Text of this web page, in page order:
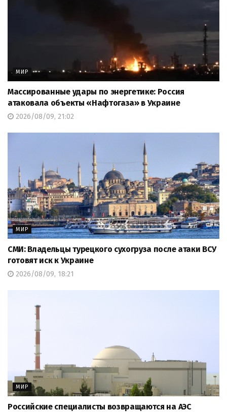
МИР
Массированные удары по энергетике: Россия
атаковала объекты «Нафтогаза» в Украине
2026/08/09, 21:02
МИР
СМИ: Владельцы турецкого сухогруза после атаки ВСУ
готовят иск к Украине
2026/08/09, 18:21
МИР
Российские специалисты возвращаются на АЭС